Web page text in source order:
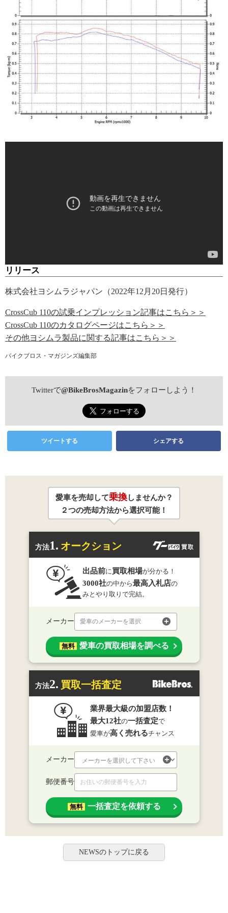
リリース
株式会社ヨシムラジャパン（2022年12月20日発行）
CrossCub 110の試乗インプレッション記事はこちら＞＞
CrossCub 110のカタログページはこちら＞＞
その他ヨシムラ製品に関する記事はこちら＞＞
バイクブロス・マガジンズ編集部
Twitterで@BikeBrosMagazinをフォローしよう！
ツイートする シェアする
愛車を売却して乗換しませんか？
２つの売却方法から選択可能！
方法1. オークション
出品前に 買取相場が分かる！
3000社の中から最高入札店の
みとやり取りで完結。
メーカー 愛車のメーカーを選択
無料 愛車の買取相場を調べる
方法2. 買取一括査定
業界最大級の加盟店数！
最大12社の一括査定で
愛車が高く売れるチャンス
メーカー
郵便番号
無料 一括査定を依頼する
NEWSのトップに戻る